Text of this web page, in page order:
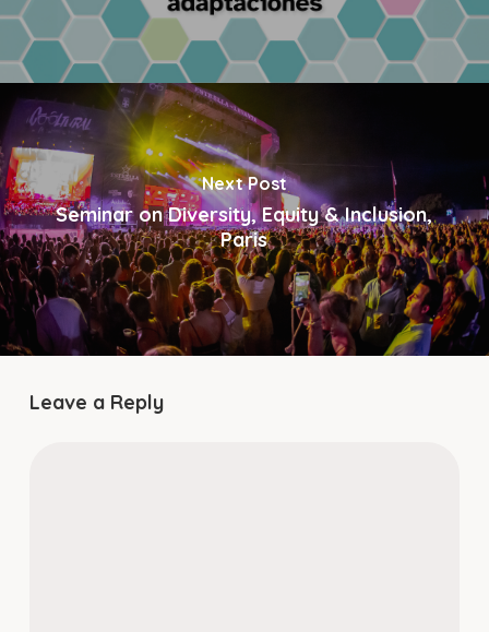
Next Post
Seminar on Diversity, Equity & Inclusion,
Paris
Leave a Reply